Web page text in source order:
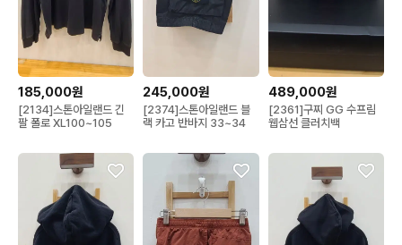
185,000원
[2134]스톤아일랜드 긴
팔 폴로 XL100~105
245,000원
[2374]스톤아일랜드 블
랙 카고 반바지 33~34
489,000원
[2361]구찌 GG 수프림
웹삼선 클러치백